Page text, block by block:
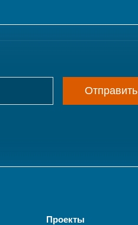
Отправить
Проекты